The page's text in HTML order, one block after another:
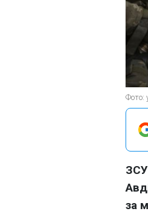
Фото:
за